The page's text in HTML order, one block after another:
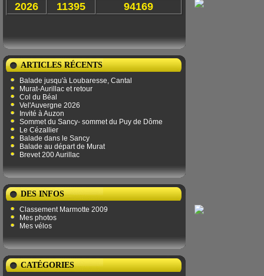
2026 11395 94169
ARTICLES RÉCENTS
Balade jusqu'à Loubaresse, Cantal
Murat-Aurillac et retour
Col du Béal
Vel'Auvergne 2026
Invité à Auzon
Sommet du Sancy- sommet du Puy de Dôme
Le Cézallier
Balade dans le Sancy
Balade au départ de Murat
Brevet 200 Aurillac
DES INFOS
Classement Marmotte 2009
Mes photos
Mes vélos
CATÉGORIES